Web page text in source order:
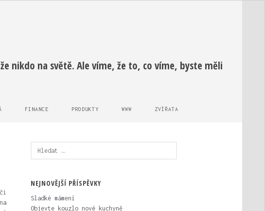
nikdo na světě. Ale víme, že to, co víme, byste měli
FINANCE PRODUKTY WWW ZVÍŘATA
Vyhledávání
NEJNOVĚJŠÍ PŘÍSPĚVKY
Sladké mámení
Objevte kouzlo nové kuchyně